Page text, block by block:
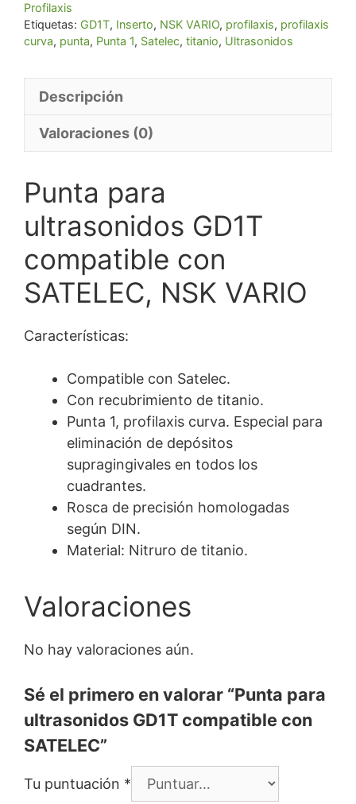
Profilaxis
Etiquetas: GD1T, Inserto, NSK VARIO, profilaxis, profilaxis
curva, punta, Punta 1, Satelec, titanio, Ultrasonidos
Descripción
Valoraciones (0)
Punta para
ultrasonidos GD1T
compatible con
SATELEC, NSK VARIO
Características:
Compatible con Satelec.
Con recubrimiento de titanio.
Punta 1, profilaxis curva. Especial para
eliminación de depósitos
supragingivales en todos los
cuadrantes.
Rosca de precisión homologadas
según DIN.
Material: Nitruro de titanio.
Valoraciones
No hay valoraciones aún.
Sé el primero en valorar “Punta para
ultrasonidos GD1T compatible con
SATELEC”
Tu puntuación *